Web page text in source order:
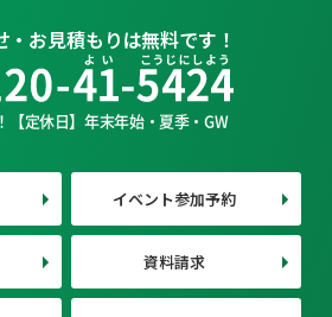
・お見積もりは無料です！
【定休日】年末年始・夏季・GW
イベント参加予約
資料請求